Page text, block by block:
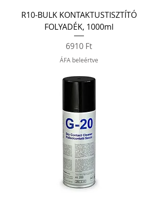
R10-BULK KONTAKTUSTISZTÍTÓ
FOLYADÉK, 1000ml
Ár
6910 Ft
ÁFA beleértve